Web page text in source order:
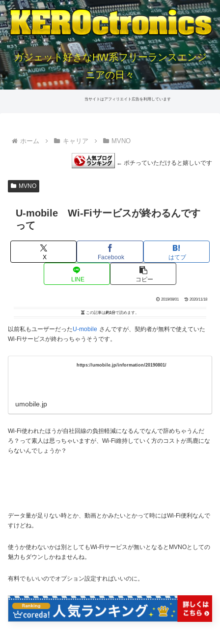
ガジェット好きなHW系フリーランスエンジ
ニアの日々
当サイトはアフィリエイト広告を利用しています
ホーム キャリア MVNO
← ポチっていただけると嬉しいです
MVNO
U-mobile Wi-Fiサービスが終わるんです
って
X Facebook はてブ
LINE コピー
2019/08/01 2020/11/18
この記事は約1分で読めます。
以前私もユーザーだったU-mobile さんですが、契約者が無料で使えていた
Wi-Fiサービスが終わっちゃうそうです。
https://umobile.jp/information/20190801/
umobile.jp
Wi-Fi使われたほうが自社回線の負担軽減になるんでなんで辞めちゃうんだ
ろ？って素人は思っちゃいますが、Wi-Fi維持していく方のコストが馬鹿にな
らないんでしょうか？
データ量が足りない時とか、動画とかみたいとかって時にはWi-Fi便利なんで
すけどね。
使うか使わないかは別としてもWi-Fiサービスが無いとなるとMVNOとしての
魅力もダウンしかねませんね。
有料でもいいのでオプション設定すればいいのに。